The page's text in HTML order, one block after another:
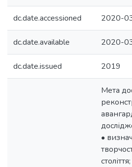
dc.date.accessioned 2020-
dc.date.available 2020-
dc.date.issued 2019
Мета
•